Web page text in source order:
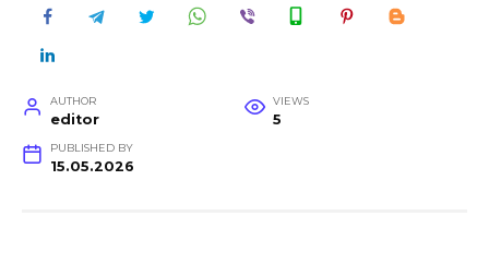
AUTHOR
editor
VIEWS
5
PUBLISHED BY
15.05.2026